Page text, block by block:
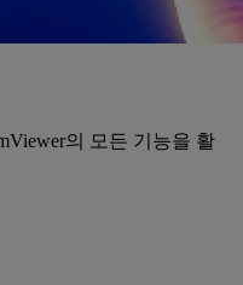
의 모든 기능을 활